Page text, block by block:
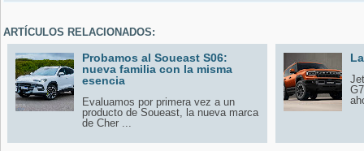
ARTÍCULOS RELACIONADOS:
Probamos al Soueast S06:
nueva familia con la misma
esencia
Evaluamos por primera vez a un
producto de Soueast, la nueva marca
de Cher ...